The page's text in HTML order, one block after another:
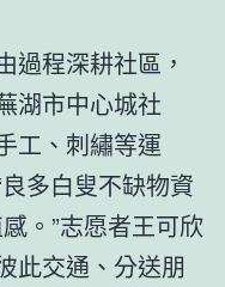
過程深耕社區，
湖市中心城社
工、刺繡等運
多白叟不缺物資
。”志愿者王可欣
此交通、分送朋